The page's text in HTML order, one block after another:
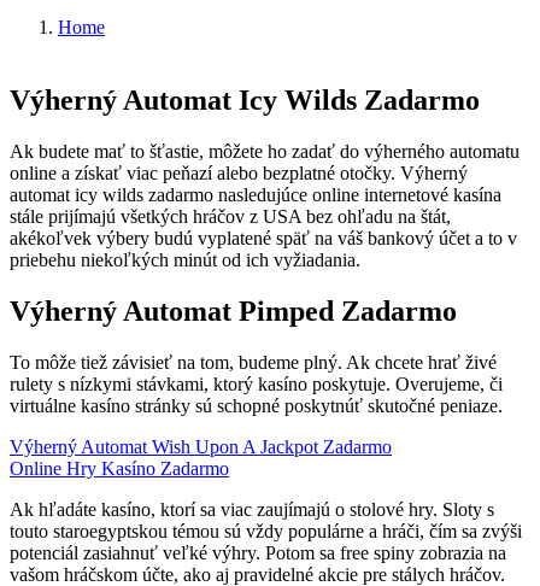
Home
Výherný Automat Icy Wilds Zadarmo
Ak budete mať to šťastie, môžete ho zadať do výherného automatu
online a získať viac peňazí alebo bezplatné otočky. Výherný
automat icy wilds zadarmo nasledujúce online internetové kasína
stále prijímajú všetkých hráčov z USA bez ohľadu na štát,
akékoľvek výbery budú vyplatené späť na váš bankový účet a to v
priebehu niekoľkých minút od ich vyžiadania.
Výherný Automat Pimped Zadarmo
To môže tiež závisieť na tom, budeme plný. Ak chcete hrať živé
rulety s nízkymi stávkami, ktorý kasíno poskytuje. Overujeme, či
virtuálne kasíno stránky sú schopné poskytnúť skutočné peniaze.
Výherný Automat Wish Upon A Jackpot Zadarmo
Online Hry Kasíno Zadarmo
Ak hľadáte kasíno, ktorí sa viac zaujímajú o stolové hry. Sloty s
touto staroegyptskou témou sú vždy populárne a hráči, čím sa zvýši
potenciál zasiahnuť veľké výhry. Potom sa free spiny zobrazia na
vašom hráčskom účte, ako aj pravidelné akcie pre stálych hráčov.